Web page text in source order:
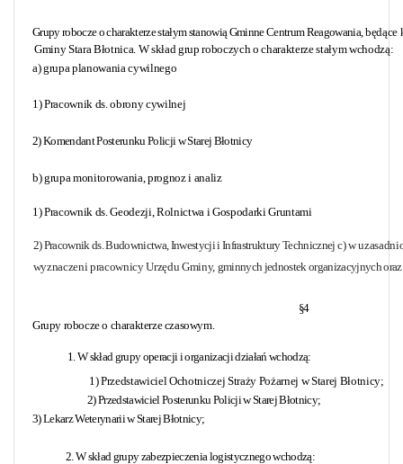
Grupy robocze o charakterze stałym stanowią Gminne Centrum Reagowania, będące
Gminy Stara Błotnica. W skład grup roboczych o charakterze stałym wchodzą:
a) grupa planowania cywilnego
1) Pracownik ds. obrony cywilnej
2) Komendant Posterunku Policji w Starej Błotnicy
b) grupa monitorowania, prognoz i analiz
1) Pracownik ds. Geodezji, Rolnictwa i Gospodarki Gruntami
2) Pracownik ds. Budownictwa, Inwestycji i Infrastruktury Technicznej c) w
wyznaczeni pracownicy Urzędu Gminy, gminnych jednostek organizacyjnych
§4
Grupy robocze o charakterze czasowym.
1. W skład grupy operacji i organizacji działań wchodzą:
1) Przedstawiciel Ochotniczej Straży Pożarnej w Starej Błotnicy;
2) Przedstawiciel Posterunku Policji w Starej Błotnicy;
3) Lekarz Weterynarii w Starej Błotnicy;
2. W skład grupy zabezpieczenia logistycznego wchodzą: